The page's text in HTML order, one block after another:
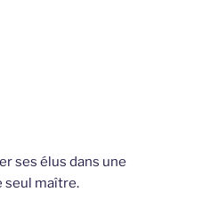
ses élus dans une
seul maître.